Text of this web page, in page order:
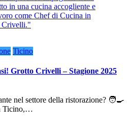
Ticino
Grotto Crivelli – Stagione 2025
nel settore della ristorazione? 🧑‍🍳
Ticino,…